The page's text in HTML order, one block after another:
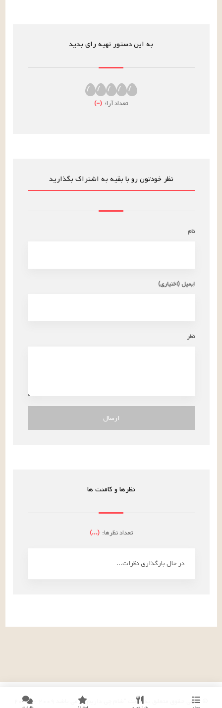
به این دستور تهیه رای بدید
تعداد آرا: (
–
)
نظر خودتون رو با بقیه به اشتراک بگذارید
نام
ایمیل (اختیاری)
نظر
ارسال
نظرها و کامنت ها
تعداد نظرها: (
...
)
در حال بارگذاری نظرات...
© تمامی حقوق متعلق به سایت "شام چی داریم؟!" می باشد -۲۰۲۶